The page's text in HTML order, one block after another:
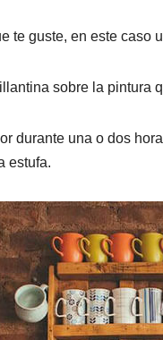
te guste, en este caso
sobre la pintura
durante una o dos
estufa.